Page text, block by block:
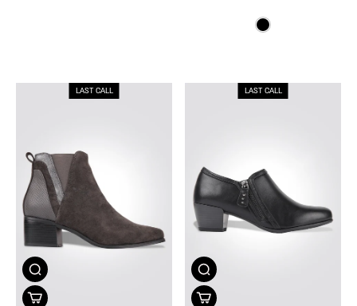
LAST CALL
LAST CALL